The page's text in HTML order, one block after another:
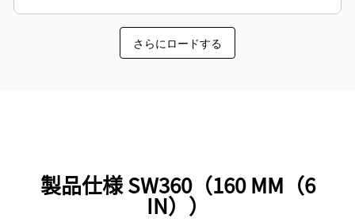
さらにロードする
製品仕様 SW360（160 MM（6
IN））